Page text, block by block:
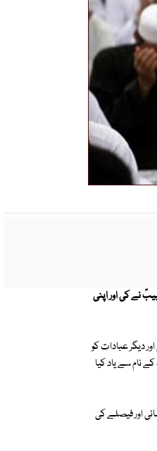
نے کی اور اپنی
دیگر عبادات کو
نام سے یاد کیا
اور فیصلے کی